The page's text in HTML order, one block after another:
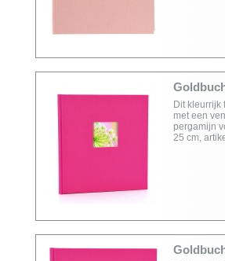
Dit kleurrijk
met een
pergamijn
25 cm,